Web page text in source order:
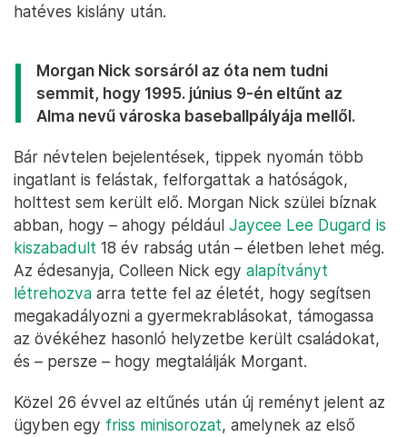
hatéves kislány után.
Morgan Nick sorsáról az óta nem tudni
semmit, hogy 1995. június 9-én eltűnt az
Alma nevű városka baseballpályája mellől.
Bár névtelen bejelentések, tippek nyomán több
ingatlant is felástak, felforgattak a hatóságok,
holttest sem került elő. Morgan Nick szülei bíznak
abban, hogy – ahogy például Jaycee Lee Dugard is
kiszabadult 18 év rabság után – életben lehet még.
Az édesanyja, Colleen Nick egy alapítványt
létrehozva arra tette fel az életét, hogy segítsen
megakadályozni a gyermekrablásokat, támogassa
az övékéhez hasonló helyzetbe került családokat,
és – persze – hogy megtalálják Morgant.
Közel 26 évvel az eltűnés után új reményt jelent az
ügyben egy friss minisorozat, amelynek az első